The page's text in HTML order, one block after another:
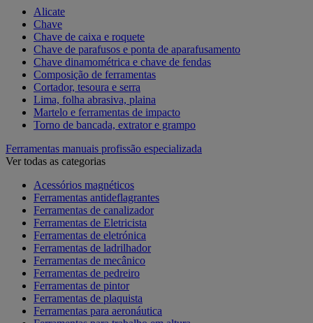
Alicate
Chave
Chave de caixa e roquete
Chave de parafusos e ponta de aparafusamento
Chave dinamométrica e chave de fendas
Composição de ferramentas
Cortador, tesoura e serra
Lima, folha abrasiva, plaina
Martelo e ferramentas de impacto
Torno de bancada, extrator e grampo
Ferramentas manuais profissão especializada
Ver todas as categorias
Acessórios magnéticos
Ferramentas antideflagrantes
Ferramentas de canalizador
Ferramentas de Eletricista
Ferramentas de eletrónica
Ferramentas de ladrilhador
Ferramentas de mecânico
Ferramentas de pedreiro
Ferramentas de pintor
Ferramentas de plaquista
Ferramentas para aeronáutica